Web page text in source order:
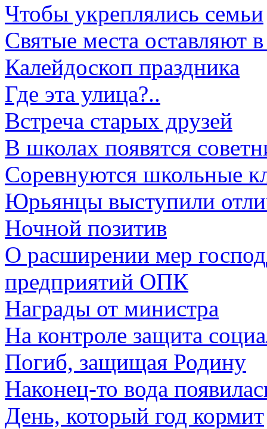
Чтобы укреплялись семьи
Святые места оставляют
Калейдоскоп праздника
Где эта улица?..
Встреча старых друзей
В школах появятся
Соревнуются школьные
Юрьянцы выступили
Ночной позитив
О расширении мер
предприятий ОПК
Награды от министра
На контроле защита
Погиб, защищая Родину
Наконец-то вода
День, который год кормит